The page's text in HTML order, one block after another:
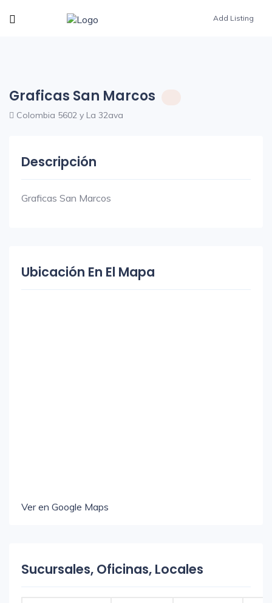
Add Listing
Graficas San Marcos
Colombia 5602 y La 32ava
Descripción
Graficas San Marcos
Ubicación En El Mapa
Ver en Google Maps
Sucursales, Oficinas, Locales